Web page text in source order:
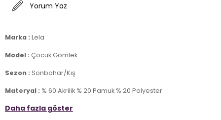
Yorum Yaz
Marka : Lela
Model : Çocuk Gömlek
Sezon : Sonbahar/Kış
Materyal : % 60 Akrilik % 20 Pamuk % 20 Polyester
Yaka Bilgisi :Kapüşonlu Yaka
Daha fazla göster